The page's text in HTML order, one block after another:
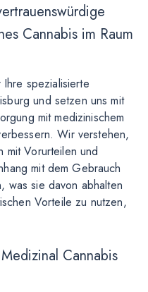
Cannabis im Raum
spezialisierte
und setzen uns mit
mit medizinischem
Wir verstehen,
mit Vorurteilen und
mit dem Gebrauch
was sie davon abhalten
Vorteile zu nutzen,
Cannabis